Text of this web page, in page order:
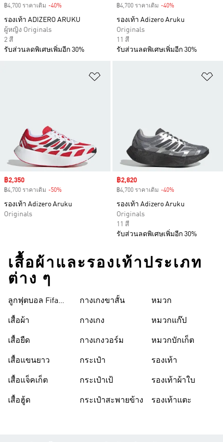
฿4,700 ราคาเดิม -40%
รองเท้า ADIZERO ARUKU
ผู้หญิง Originals
2 สี
รับส่วนลดพิเศษเพิ่มอีก 30%
฿4,700 ราคาเดิม -40%
รองเท้า Adizero Aruku
Originals
11 สี
รับส่วนลดพิเศษเพิ่มอีก 30%
Sale price
฿2,350
฿4,700 ราคาเดิม -50%
รองเท้า Adizero Aruku
Originals
Sale price
฿2,820
฿4,700 ราคาเดิม -40%
รองเท้า Adizero Aruku
Originals
11 สี
รับส่วนลดพิเศษเพิ่มอีก 30%
เสื้อผ้าและรองเท้าประเภท
ต่าง ๆ
ลูกฟุตบอล Fifa
เสื้อผ้า
เสื้อยืด
เสื้อแขนยาว
เสื้อแจ็คเก็ต
เสื้อฮู้ด
กางเกงขาสั้น
กางเกง
กางเกงวอร์ม
กระเป๋า
กระเป๋าเป้
กระเป๋าสะพายข้าง
หมวก
หมวกแก๊ป
หมวกบักเก็ต
รองเท้า
รองเท้าผ้าใบ
รองเท้าแตะ